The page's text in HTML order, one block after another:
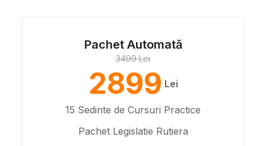
Pachet Automată
3499 Lei
2899 Lei
15 Sedinte de Cursuri Practice
Pachet Legislatie Rutiera